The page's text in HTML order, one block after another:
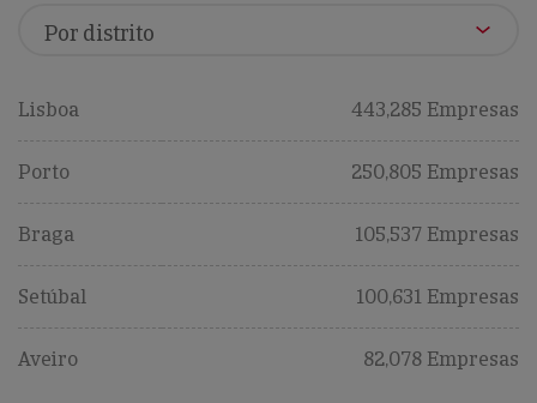
Lisboa 443,285 Empresas
Porto 250,805 Empresas
Braga 105,537 Empresas
Setúbal 100,631 Empresas
Aveiro 82,078 Empresas